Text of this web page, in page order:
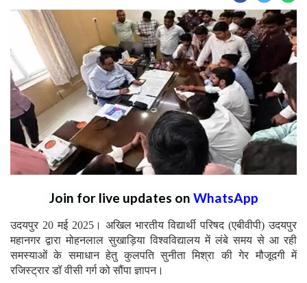
Join for live updates on WhatsApp
उदयपुर 20 मई 2025। अखिल भारतीय विद्यार्थी परिषद (एबीवीपी) उदयपुर
महानगर द्वारा मोहनलाल सुखाड़िया विश्वविद्यालय में लंबे समय से आ रही
समस्याओं के समाधान हेतु कुलपति सुनीता मिश्रा की गेर मौजूदगी में
रजिस्ट्रार डॉ वीसी गर्ग को सौंपा ज्ञापन।